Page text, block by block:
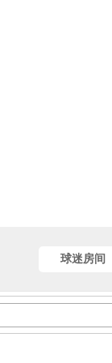
球迷房间